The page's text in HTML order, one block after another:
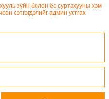
зүйн болон ёс суртахууны хэм
сэтгэгдэлийг админ устгах